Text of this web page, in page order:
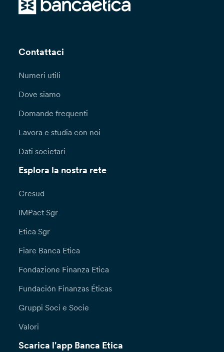
Contattaci
Numeri utili
Dove siamo
Domande frequenti
Lavora e studia con noi
Dati societari
Esplora la nostra rete
Cresud
IMPact Sgr
Etica Sgr
Fiare Banca Etica
Fondazione Finanza Etica
Fundación Finanzas Éticas
Gruppi Soci e Socie
Valori
Scarica l'app Banca Etica